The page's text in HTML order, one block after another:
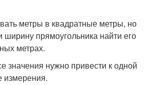
метры в квадратные метры, но
прямоугольника найти его
метрах.
значения нужно привести к одной
измерения.